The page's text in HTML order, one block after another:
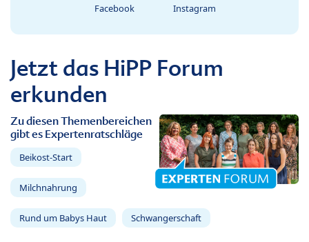
Facebook Instagram
Jetzt das HiPP Forum
erkunden
Zu diesen Themenbereichen
gibt es Expertenratschläge
Beikost-Start
Milchnahrung
Rund um Babys Haut Schwangerschaft